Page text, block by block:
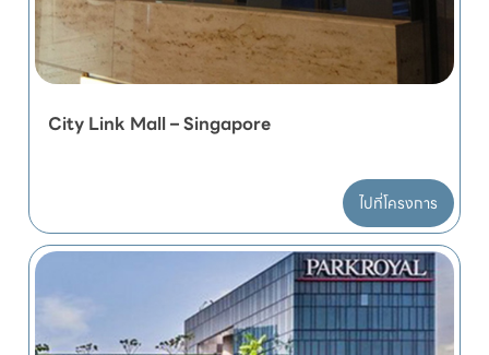
City Link Mall – Singapore
ไปที่โครงการ